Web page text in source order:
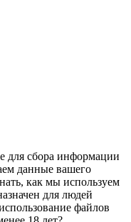
для сбора информации
данные вашего
как мы используем
для людей
файлов